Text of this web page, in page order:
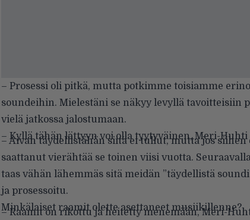
– Prosessi oli pitkä, mutta potkimme toisiamme
soundeihin. Mielestäni se näkyy levyllä tavoitteisiin
vielä jatkossa jalostumaan.
– Kyllä tähän lättyyn voi olla tyytyväinen, Meri-Huhti
– Aivan täydellistähän siitä ei tullut, mutta jos siihen
saattanut vierähtää se toinen viisi vuotta.
taas vähän lähemmäs sitä meidän ”täydellistä
ja prosessoitu.
Minkälaiset raamit olette asettaneet musiikillenne?
– Raamit on rikottu ja heitetty menemään, Meri-